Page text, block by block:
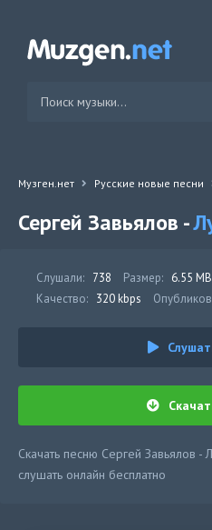
Музген.нет Русские новые песни
Сергей Завьялов -
Слушали: 738 Размер: 6.55 MB
Качество: 320 kbps
Скачать песню Сергей Завьялов
слушать онлайн бесплатно